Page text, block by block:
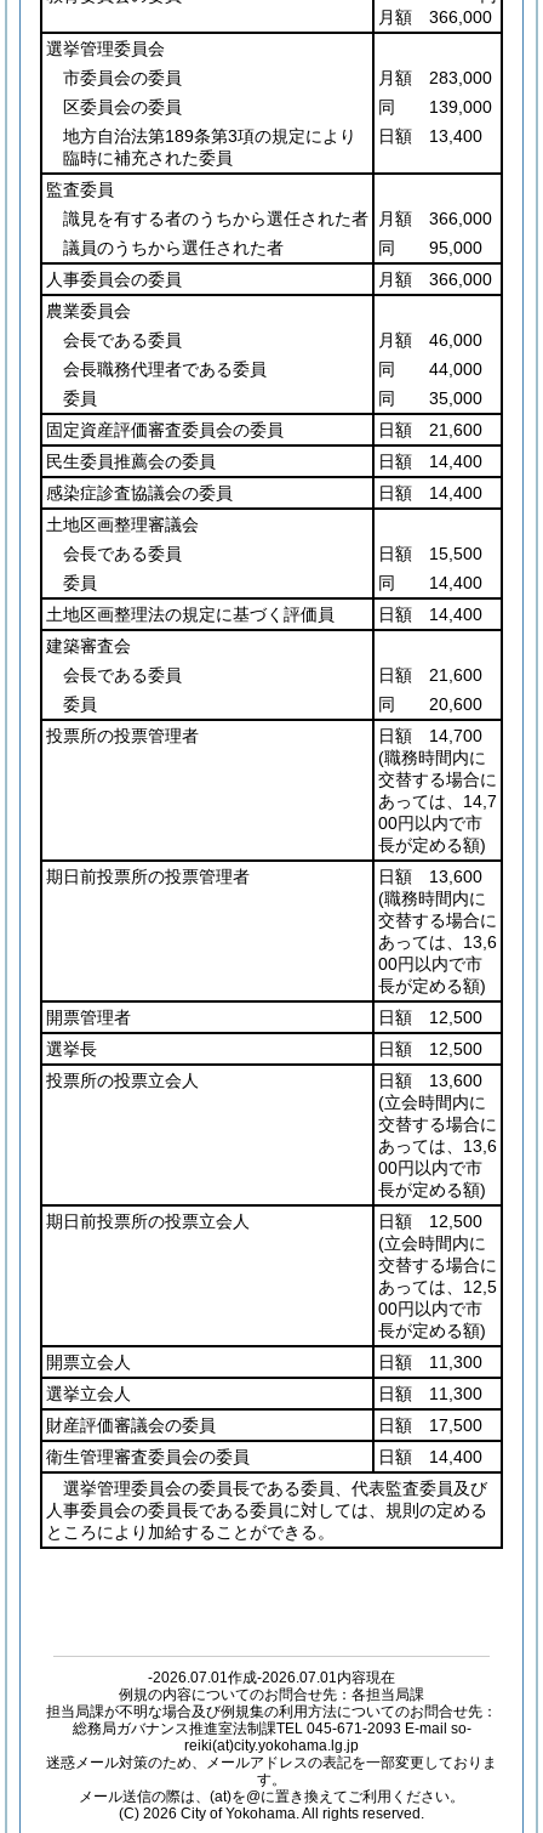
月額 366,000
選挙管理委員会
市委員会の委員
月額 283,000
区委員会の委員
同 139,000
地方自治法第189条第3項の規定により
臨時に補充された委員
日額 13,400
監査委員
識見を有する者のうちから選任された者
月額 366,000
議員のうちから選任された者
同 95,000
人事委員会の委員
月額 366,000
農業委員会
会長である委員
月額 46,000
会長職務代理者である委員
同 44,000
委員
同 35,000
固定資産評価審査委員会の委員
日額 21,600
民生委員推薦会の委員
日額 14,400
感染症診査協議会の委員
日額 14,400
土地区画整理審議会
会長である委員
日額 15,500
委員
同 14,400
土地区画整理法の規定に基づく評価員
日額 14,400
建築審査会
会長である委員
日額 21,600
委員
同 20,600
投票所の投票管理者
日額 14,700
(職務時間内に
交替する場合に
あっては、14,7
00円以内で市
長が定める額)
期日前投票所の投票管理者
日額 13,600
(職務時間内に
交替する場合に
あっては、13,6
00円以内で市
長が定める額)
開票管理者
日額 12,500
選挙長
日額 12,500
投票所の投票立会人
日額 13,600
(立会時間内に
交替する場合に
あっては、13,6
00円以内で市
長が定める額)
期日前投票所の投票立会人
日額 12,500
(立会時間内に
交替する場合に
あっては、12,5
00円以内で市
長が定める額)
開票立会人
日額 11,300
選挙立会人
日額 11,300
財産評価審議会の委員
日額 17,500
衛生管理審査委員会の委員
日額 14,400
選挙管理委員会の委員長である委員、代表監査委員及び
人事委員会の委員長である委員に対しては、規則の定める
ところにより加給することができる。
-2026.07.01作成-2026.07.01内容現在
例規の内容についてのお問合せ先：各担当局課
担当局課が不明な場合及び例規集の利用方法についてのお問合せ先：
総務局ガバナンス推進室法制課TEL 045-671-2093 E-mail so-
reiki(at)city.yokohama.lg.jp
迷惑メール対策のため、メールアドレスの表記を一部変更しておりま
す。
メール送信の際は、(at)を@に置き換えてご利用ください。
(C) 2026 City of Yokohama. All rights reserved.